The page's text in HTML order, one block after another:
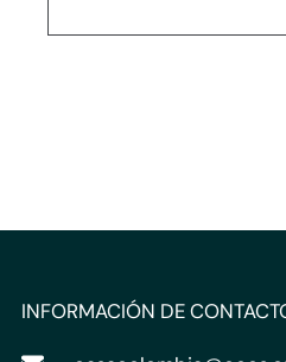
INFORMACIÓN DE